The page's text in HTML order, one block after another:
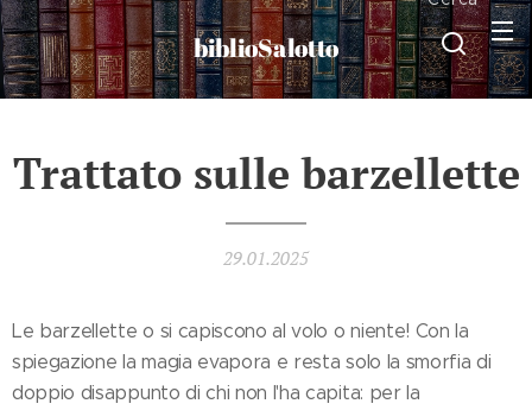
biblioSalotto
Trattato sulle barzellette
29.01.2025
Le barzellette o si capiscono al volo o niente! Con la
spiegazione la magia evapora e resta solo la smorfia di
doppio disappunto di chi non l'ha capita: per la